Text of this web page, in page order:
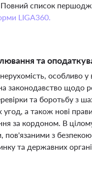
Повний список
LIGA360.
та
особливо
законодавство щодо
та боротьбу з
угод, а також нові
за кордоном. В
пов'язаними з
та державних